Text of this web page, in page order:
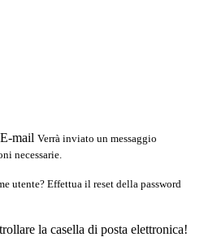
E-mail Verrà inviato un messaggio
necessarie.
utente? Effettua il reset della password
la casella di posta elettronica!